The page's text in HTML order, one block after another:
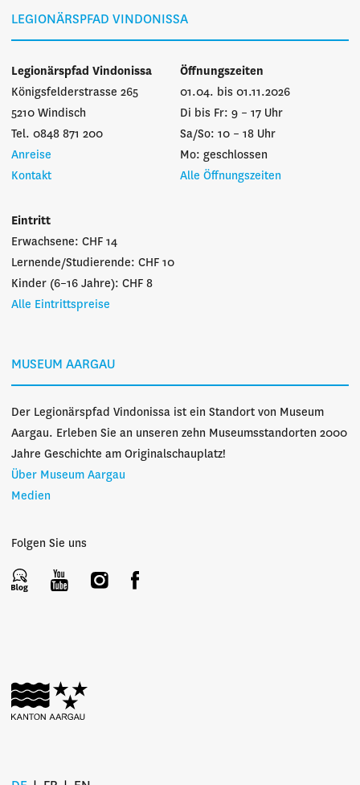
LEGIONÄRSPFAD VINDONISSA
Legionärspfad Vindonissa
Königsfelderstrasse 265
5210 Windisch
Tel. 0848 871 200
Anreise
Kontakt
Öffnungszeiten
01.04. bis 01.11.2026
Di bis Fr: 9 – 17 Uhr
Sa/So: 10 – 18 Uhr
Mo: geschlossen
Alle Öffnungszeiten
Eintritt
Erwachsene: CHF 14
Lernende/Studierende: CHF 10
Kinder (6–16 Jahre): CHF 8
Alle Eintrittspreise
MUSEUM AARGAU
Der Legionärspfad Vindonissa ist ein Standort von Museum
Aargau. Erleben Sie an unseren zehn Museumsstandorten 2000
Jahre Geschichte am Originalschauplatz!
Über Museum Aargau
Medien
Folgen Sie uns